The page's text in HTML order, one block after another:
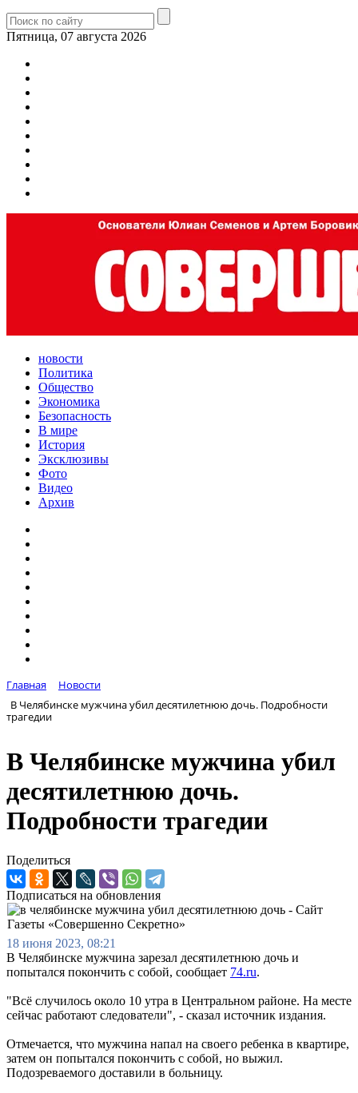
Пятница, 07 августа 2026
новости
Политика
Общество
Экономика
Безопасность
В мире
История
Эксклюзивы
Фото
Видео
Архив
Главная
Новости
В Челябинске мужчина убил десятилетнюю дочь. Подробности
трагедии
В Челябинске мужчина убил
десятилетнюю дочь.
Подробности трагедии
Поделиться
Подписаться на обновления
18 июня 2023, 08:21
В Челябинске мужчина зарезал десятилетнюю дочь и
попытался покончить с собой, сообщает 74.ru.
"Всё случилось около 10 утра в Центральном районе. На месте
сейчас работают следователи", - сказал источник издания.
Отмечается, что мужчина напал на своего ребенка в квартире,
затем он попытался покончить с собой, но выжил.
Подозреваемого доставили в больницу.